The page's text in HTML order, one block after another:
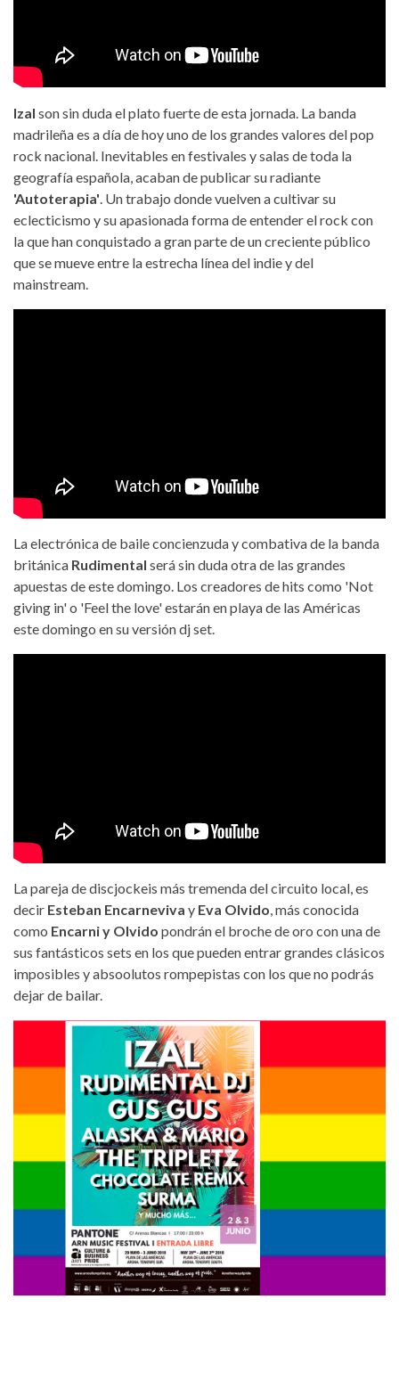
Izal son sin duda el plato fuerte de esta jornada. La banda
madrileña es a día de hoy uno de los grandes valores del pop
rock nacional. Inevitables en festivales y salas de toda la
geografía española, acaban de publicar su radiante
'Autoterapia' . Un trabajo donde vuelven a cultivar su
eclecticismo y su apasionada forma de entender el rock con
la que han conquistado a gran parte de un creciente público
que se mueve entre la estrecha línea del indie y del
mainstream.
La electrónica de baile concienzuda y combativa de la banda
británica Rudimental será sin duda otra de las grandes
apuestas de este domingo. Los creadores de hits como 'Not
giving in' o 'Feel the love' estarán en playa de las Américas
este domingo en su versión dj set.
La pareja de discjockeis más tremenda del circuito local, es
decir Esteban Encarneviva y Eva Olvido, más conocida
como Encarni y Olvido pondrán el broche de oro con una de
sus fantásticos sets en los que pueden entrar grandes clásicos
imposibles y absoolutos rompepistas con los que no podrás
dejar de bailar.
arn-musicfestival2018.jpg